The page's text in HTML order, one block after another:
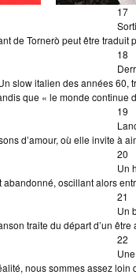
17
de Tornerò peut être traduit
18
slow italien des années 60,
que « le monde
19
d’amour, où elle invite à
20
Un
oscillant alors
21
Un
traite du départ d’un être
22
nous sommes assez loin